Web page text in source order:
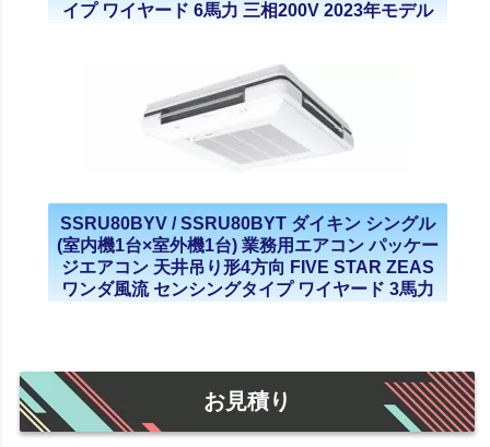
イプ ワイヤード 6馬力 三相200V 2023年モデル
SSRU80BYV / SSRU80BYT ダイキン シングル
(室内機1台×室外機1台) 業務用エアコン パッケー
ジエアコン 天井吊り形4方向 FIVE STAR ZEAS
ワンダ風流 センシングタイプ ワイヤード 3馬力
お見積り